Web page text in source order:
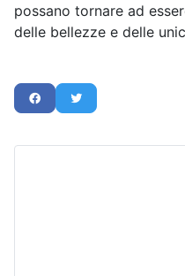
possano tornare ad
delle bellezze e delle